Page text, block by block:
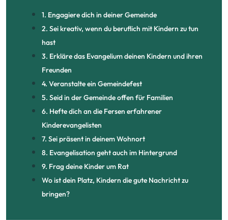
1. Engagiere dich in deiner Gemeinde
2. Sei kreativ, wenn du beruflich mit Kindern zu tun
hast
3. Erkläre das Evangelium deinen Kindern und ihren
Freunden
4. Veranstalte ein Gemeindefest
5. Seid in der Gemeinde offen für Familien
6. Hefte dich an die Fersen erfahrener
Kinderevangelisten
7. Sei präsent in deinem Wohnort
8. Evangelisation geht auch im Hintergrund
9. Frag deine Kinder um Rat
Wo ist dein Platz, Kindern die gute Nachricht zu
bringen?